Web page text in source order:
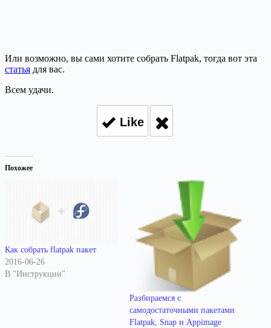
Или возможно, вы сами хотите собрать Flatpak, тогда вот эта
статья для вас.
Всем удачи.
Like
Похожее
Как собрать flatpak пакет
2016-06-26
В "Инструкции"
Разбираемся с
самодостаточными пакетами
Flatpak, Snap и Appimage